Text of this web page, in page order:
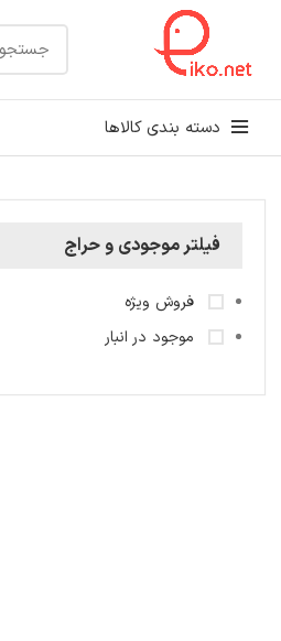
دسته بندی کالاها
فیلتر موجودی و حراج
فروش ویژه
موجود در انبار